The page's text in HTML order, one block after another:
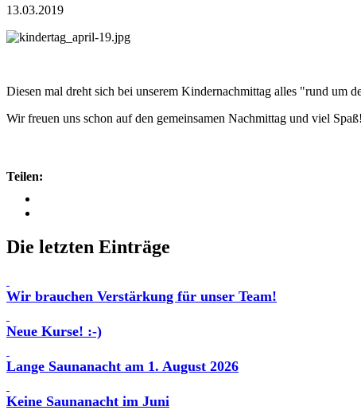
13.03.2019
Diesen mal dreht sich bei unserem Kindernachmittag alles "rund um
Wir freuen uns schon auf den gemeinsamen Nachmittag und viel Spaß!
Teilen:
Die letzten Einträge
Wir brauchen Verstärkung für unser Team!
Neue Kurse! :-)
Lange Saunanacht am 1. August 2026
Keine Saunanacht im Juni